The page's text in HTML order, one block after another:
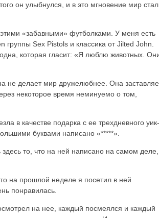
он улыбнулся, и в это мгновение мир стал
«забавными» футболками. У меня есть
Sex Pistols и классика от Jilted John.
которая гласит: «Я люблю животных.
не делает мир дружелюбнее. Она
некоторое время неминуемо о том,
в качестве подарка с ее трехдневного уик-
буквами написано «*****».
то, что на ней написано на самом деле,
на прошлой неделе я посетил в ней
понравилась.
на нее, каждый посмеялся и каждый